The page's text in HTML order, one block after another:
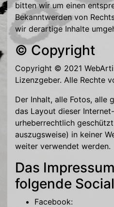
bitten wir um einen
Bekanntwerden von
wir derartige Inhalte
© Copyright
Copyright © 2021
Lizenzgeber. Alle Rechte
Der Inhalt, alle Fotos, alle
das Layout dieser
urheberrechtlich
auszugsweise) in keiner
weiter verwendet werden.
Das
folgende
Facebook: